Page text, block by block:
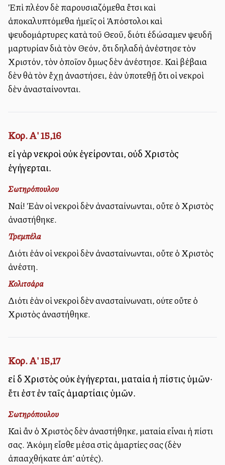
Ἐπὶ πλέον δὲ παρουσιαζόμεθα ἔτσι καὶ
ἀποκαλυπτόμεθα ἡμεῖς οἱ Ἀπόστολοι καὶ
ψευδομάρτυρες κατὰ τοῦ Θεοῦ, διότι έδώσαμεν ψευδῆ
μαρτυρίαν διὰ τὸν Θεόν, ὅτι δηλαδὴ ἀνέστησε τὸν
Χριστόν, τὸν ὁποῖον ὅμως δὲν ἀνέστησε. Καὶ βέβαια
δὲν θὰ τὸν ἔχῃ ἀναστήσει, ἐὰν ὑποτεθῇ ὅτι οἱ νεκροὶ
δὲν ἀνασταίνονται.
Κορ. Α' 15,16
εἰ γὰρ νεκροὶ οὐκ ἐγείρονται, οὐδὲ Χριστὸς
ἐγήγερται.
Σωτηρόπουλου
Ναί! Ἐὰν οἱ νεκροὶ δὲν ἀνασταίνωνται, οὔτε ὁ Χριστὸς
ἀναστήθηκε.
Τρεμπέλα
Διότι ἐάν οἱ νεκροὶ δὲν ἀνασταίνωνται, οὔτε ὁ Χριστὸς
ἀνέστη.
Κολιτσάρα
Διότι ἐὰν οἱ νεκροὶ δὲν ανασταίνωνατι, ούτε οὔτε ὁ
Χριστὸς ἀναστήθηκε.
Κορ. Α' 15,17
εἰ δὲ Χριστὸς οὐκ ἐγήγερται, ματαία ἡ πίστις ὑμῶν·
ἔτι ἐστὲ ἐν ταῖς ἁμαρτίαις ὑμῶν.
Σωτηρόπουλου
Καὶ ἂν ὁ Χριστὸς δὲν ἀναστήθηκε, ματαία εἶναι ἡ πίστι
σας. Ἀκόμη εἶσθε μέσα στὶς ἁμαρτίες σας (δὲν
ἀπαλλαχθήκατε ἀπ’ αὐτές).